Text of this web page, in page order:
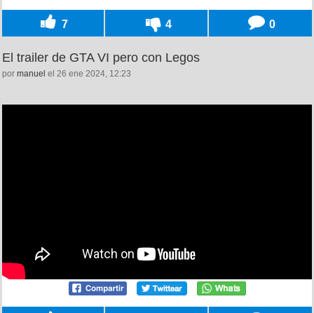
7 4 0
El trailer de GTA VI pero con Legos
por manuel el 26 ene 2024, 12:23